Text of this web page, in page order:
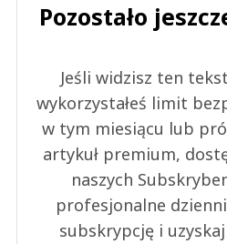
Pozostało
Jeśli widzisz ten
wykorzystałeś limit
w tym miesiącu lub
artykuł premium,
naszych
profesjonalne
subskrypcję i